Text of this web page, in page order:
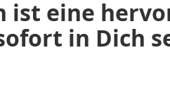
ist eine
in Dich